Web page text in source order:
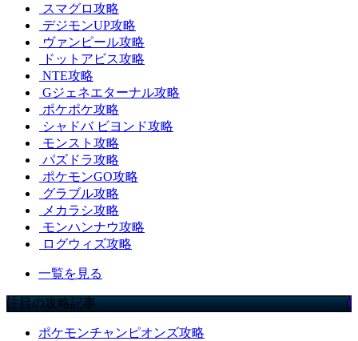
スマグロ攻略
デジモンUP攻略
ヴァンピール攻略
ドットアビス攻略
NTE攻略
Gジェネエターナル攻略
ポケポケ攻略
シャドバ ビヨンド攻略
モンスト攻略
パズドラ攻略
ポケモンGO攻略
グラブル攻略
メカラシ攻略
モンハンナウ攻略
ログウィズ攻略
一覧を見る
注目の攻略記事
ポケモンチャンピオンズ攻略